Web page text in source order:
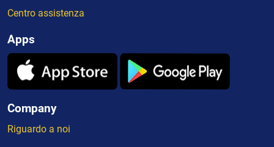
Centro assistenza
Apps
Company
Riguardo a noi